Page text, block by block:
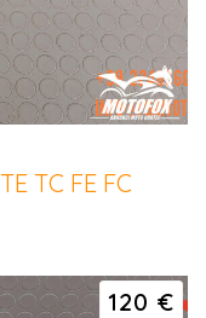
TC FE FC
120 €